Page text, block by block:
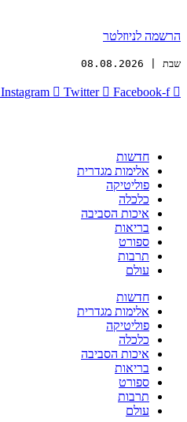
הרשמה לניוזלטר
שבת | 08.08.2026
Instagram Twitter Facebook-f
חדשות
אלימות מגדרית
פוליטיקה
כלכלה
איכות הסביבה
בריאות
ספורט
תרבות
עולם
חדשות
אלימות מגדרית
פוליטיקה
כלכלה
איכות הסביבה
בריאות
ספורט
תרבות
עולם